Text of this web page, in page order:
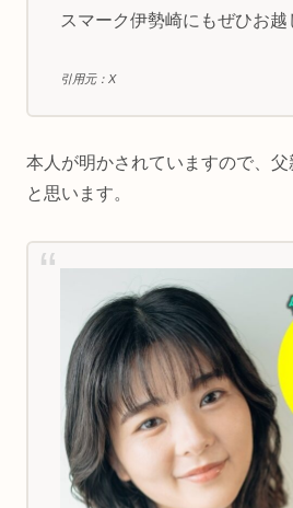
スマーク伊勢崎にもぜひお越
引用元：X
本人が明かされていますので、
と思います。